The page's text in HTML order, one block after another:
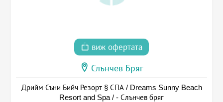
виж офертата
Слънчев Бряг
Дрийм Съни Бийч Резорт § СПА / Dreams Sunny Beach
Resort and Spa / - Слънчев бряг